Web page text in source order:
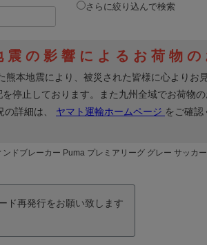
さらに絞り込んで検索
ドブレーカー Puma プレミアリーグ グレー サッカー
ド再発行をお願い致します